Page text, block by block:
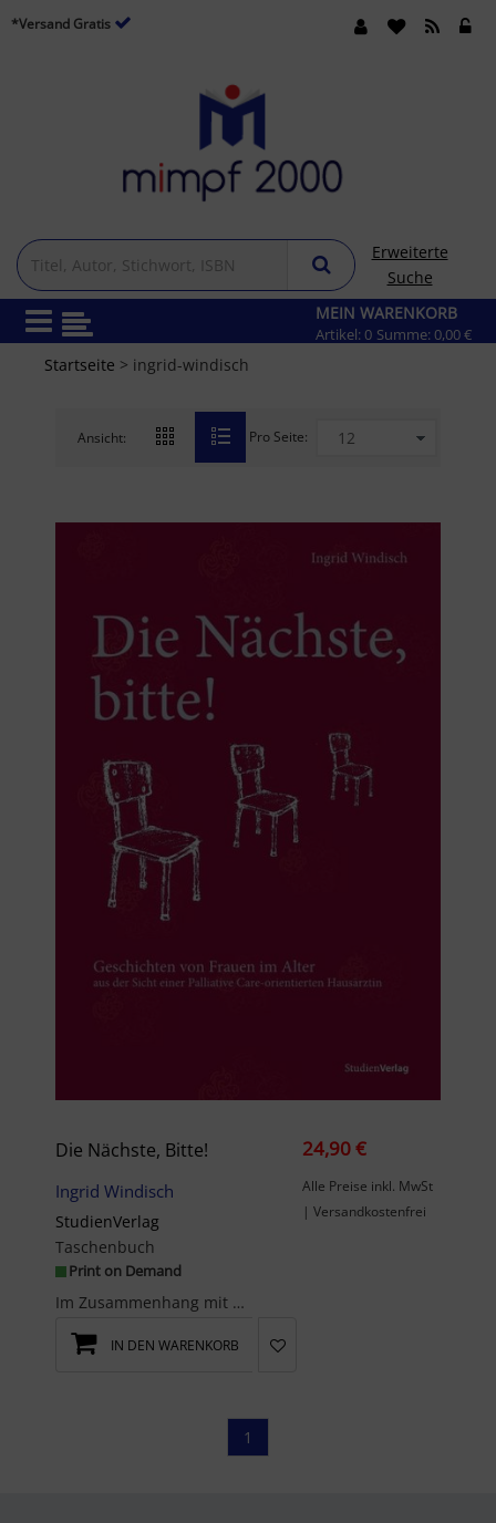
*Versand Gratis
Erweiterte
Suche
MEIN WARENKORB
Artikel: 0 Summe: 0,00 €
Startseite > ingrid-windisch
Ansicht: Pro Seite:
Die Nächste, Bitte!
Ingrid Windisch
StudienVerlag
Taschenbuch
Print on Demand
Im Zusammenhang mit Alter(n), Krankheit und Sterben ist viel von Würde und Würdeverletzung die Re...
24,90 €
Alle Preise inkl. MwSt
| Versandkostenfrei
IN DEN WARENKORB
1